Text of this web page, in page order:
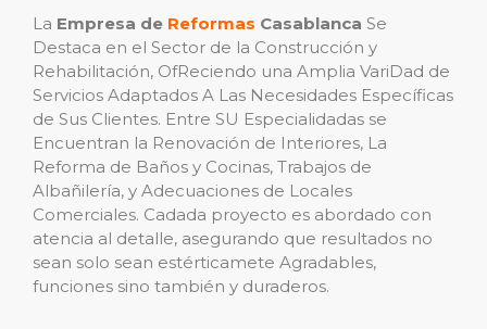
La Empresa de Reformas Casablanca Se
Destaca en el Sector de la Construcción y
Rehabilitación, OfReciendo una Amplia VariDad de
Servicios Adaptados A Las Necesidades Específicas
de Sus Clientes. Entre SU Especialidadas se
Encuentran la Renovación de Interiores, La
Reforma de Baños y Cocinas, Trabajos de
Albañilería, y Adecuaciones de Locales
Comerciales. Cadada proyecto es abordado con
atencia al detalle, asegurando que resultados no
sean solo sean estérticamete Agradables,
funciones sino también y duraderos.